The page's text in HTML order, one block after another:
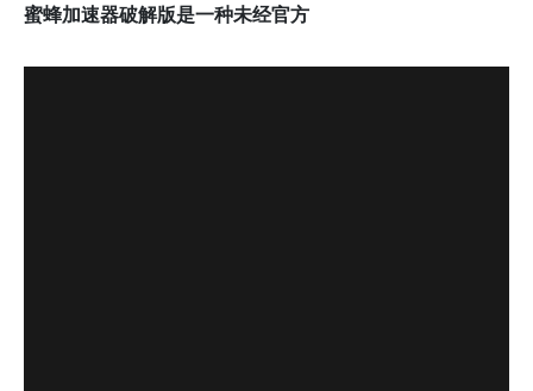
蜜蜂加速器破解版是一种未经官方